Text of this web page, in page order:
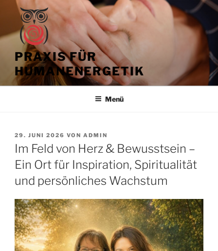
springen
PRAXIS FÜR
HUMANENERGETIK
Menü
VERÖFFENTLICHT
AM
29. JUNI 2026 VON ADMIN
Im Feld von Herz & Bewusstsein –
Ein Ort für Inspiration, Spiritualität
und persönliches Wachstum